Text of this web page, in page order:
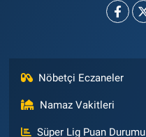
Nöbetçi Eczaneler
Namaz Vakitleri
Süper Lig Puan Durumu